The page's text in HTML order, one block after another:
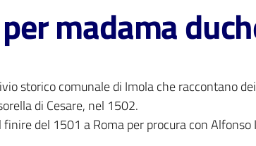
madama
storico comunale di Imola che raccontano
di Cesare, nel 1502.
del 1501 a Roma per procura con Alfonso